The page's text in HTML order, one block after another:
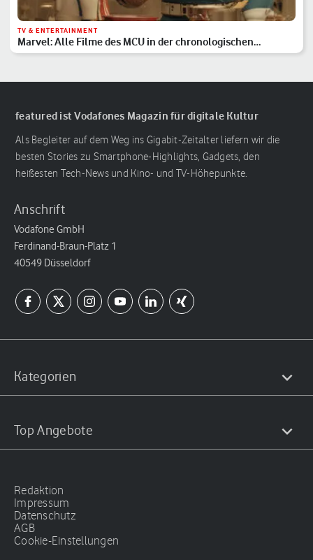
TV & ENTERTAINMENT
Marvel: Alle Filme des MCU in der chronologischen
Reihenfolge
featured ist Vodafones Magazin für digitale Kultur
Als Begleiter auf dem Weg ins Gigabit-Zeitalter liefern wir die
besten Stories zu Smartphone-Highlights, Gadgets, den
heißesten Tech-News und Kino- und TV-Höhepunkte.
Anschrift
Vodafone GmbH
Ferdinand-Braun-Platz 1
40549 Düsseldorf
Kategorien
Top Angebote
Redaktion
Impressum
Datenschutz
AGB
Cookie-Einstellungen